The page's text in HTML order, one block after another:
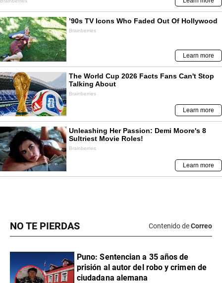
NO TE PIERDAS Contenido deCorreo
Puno: Sentencian a 35 años de
prisión al autor del robo y crimen de
ciudadana alemana